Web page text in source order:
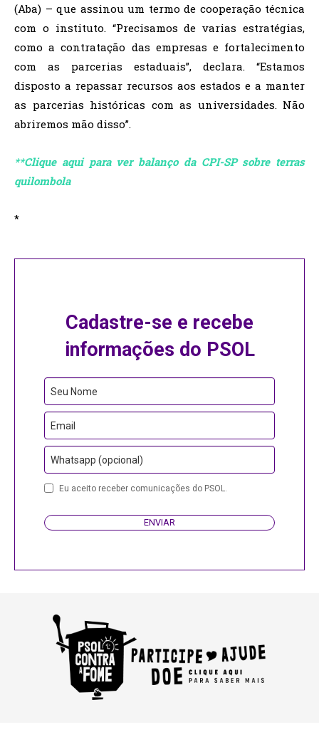
(Aba) – que assinou um termo de cooperação técnica
com o instituto. “Precisamos de varias estratégias,
como a contratação das empresas e fortalecimento
com as parcerias estaduais”, declara. “Estamos
disposto a repassar recursos aos estados e a manter
as parcerias históricas com as universidades. Não
abriremos mão disso”.
**Clique aqui para ver balanço da CPI-SP sobre terras
quilombola
*
Cadastre-se e recebe
informações do PSOL
Website
URL
Seu Nome
Email
Whatsapp (opcional)
Eu aceito receber comunicações do PSOL.
ENVIAR